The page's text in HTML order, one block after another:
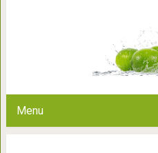
Menu